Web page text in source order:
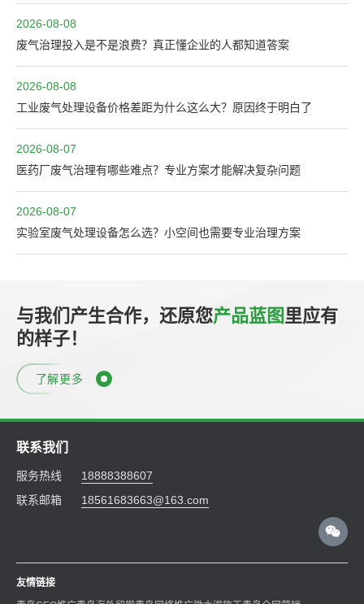
2026-08-08
废气治理投入是不是浪费？真正懂企业的人都知道答案
2026-08-08
工业废气处理设备价格差距为什么这么大？原因终于明白了
2026-08-07
医药厂废气治理有哪些难点？专业方案才能解决复杂问题
2026-08-07
实验室废气处理设备怎么选？小空间也需要专业治理方案
与我们产生合作，还原您产品蓝图里应有
的样子！
了解更多
联系我们
服务热线
18888388607
联系邮箱
18561683663@163.com
友情链接